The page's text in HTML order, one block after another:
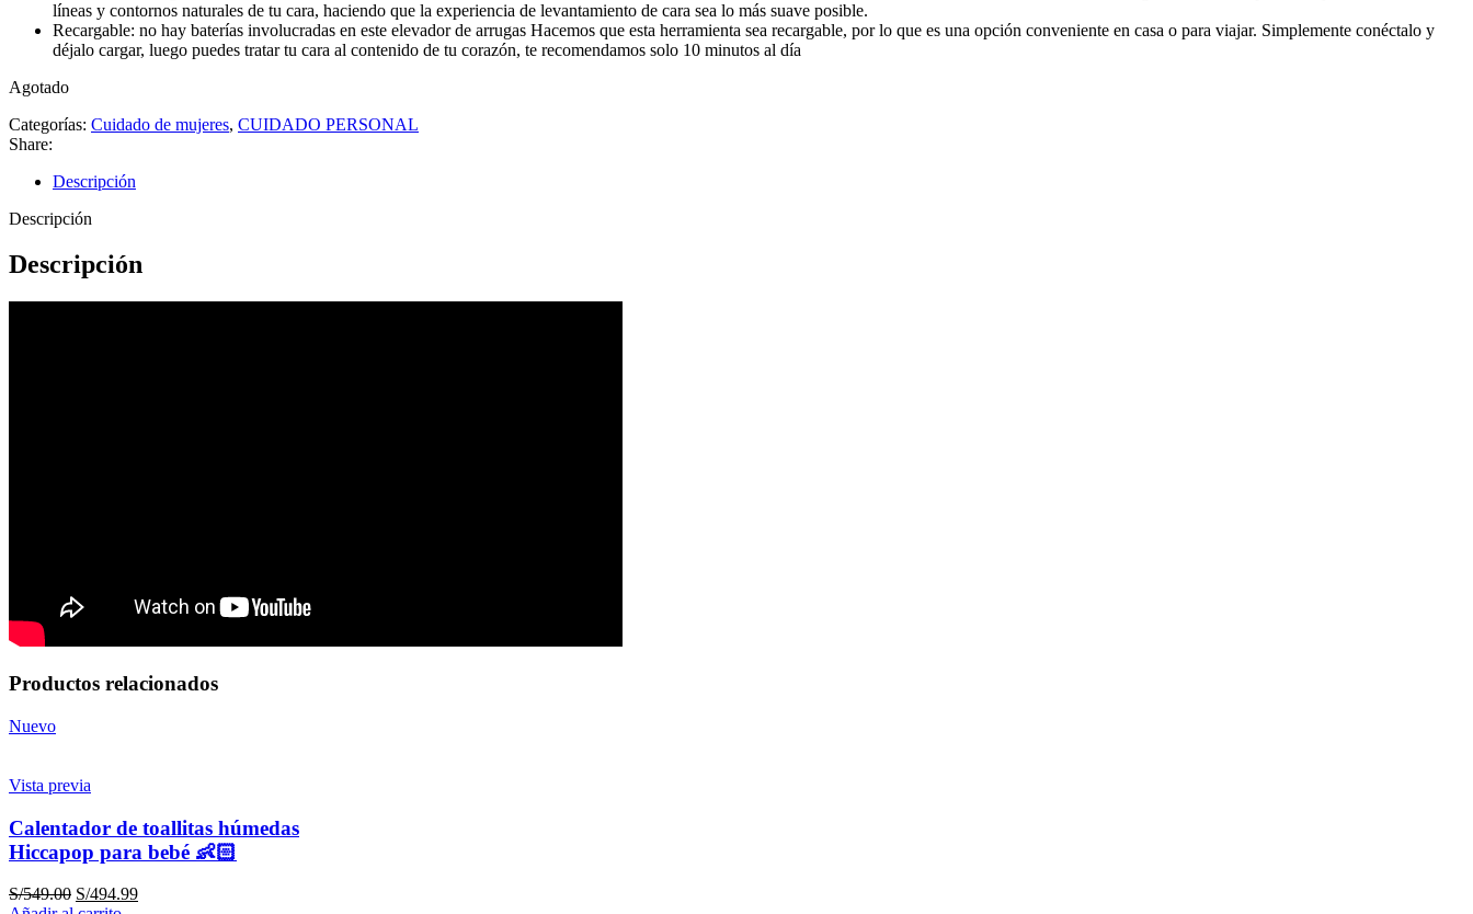
líneas y contornos naturales de tu cara, haciendo que la experiencia de levantamiento de cara sea lo más suave posible.
Recargable: no hay baterías involucradas en este elevador de arrugas Hacemos que esta herramienta sea recargable, por lo que es una opción conveniente en casa o para viajar. Simplemente conéctalo y
déjalo cargar, luego puedes tratar tu cara al contenido de tu corazón, te recomendamos solo 10 minutos al día
Agotado
Categorías: Cuidado de mujeres, CUIDADO PERSONAL
Share:
Descripción
Descripción
Descripción
Productos relacionados
Nuevo
Vista previa
Calentador de toallitas húmedas
Hiccapop para bebé 👶🏻
S/549.00 S/494.99